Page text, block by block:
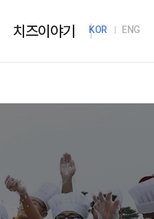
치즈이야기 KOR ENG